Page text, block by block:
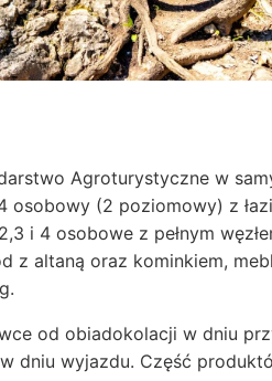
Agroturystyczne w
(2 poziomowy) z
i 4 osobowe z pełnym
z altaną oraz kominkiem,
od obiadokolacji w dniu
dniu wyjazdu. Część